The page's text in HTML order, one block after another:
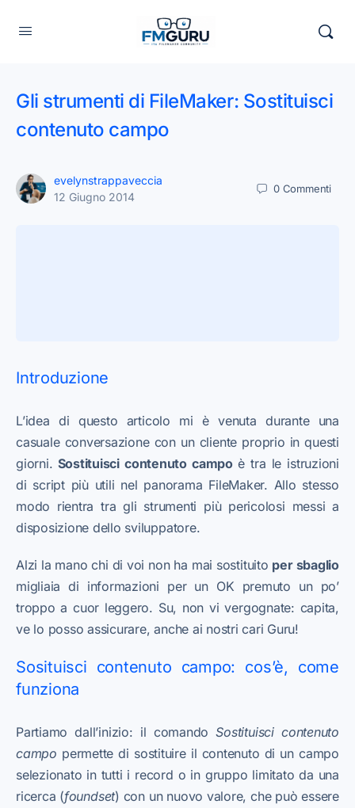
Gli strumenti di FileMaker: Sostituisci
contenuto campo
evelynstrappaveccia
12 Giugno 2014
0 Commenti
Introduzione
L’idea di questo articolo mi è venuta durante una
casuale conversazione con un cliente proprio in questi
giorni. Sostituisci contenuto campoè tra le istruzioni
di script più utili nel panorama FileMaker. Allo stesso
modo rientra tra gli strumenti più pericolosi messi a
disposizione dello sviluppatore.
Alzi la mano chi di voi non ha mai sostituito per sbaglio
migliaia di informazioni per un OK premuto un po’
troppo a cuor leggero. Su, non vi vergognate: capita,
ve lo posso assicurare, anche ai nostri cari Guru!
Sosituisci contenuto campo: cos’è, come
funziona
Partiamo dall’inizio: il comandoSostituisci contenuto
campo permette di sostituire il contenuto di un campo
selezionato in tutti i record o in gruppo limitato da una
ricerca (foundset) con un nuovo valore, che può essere